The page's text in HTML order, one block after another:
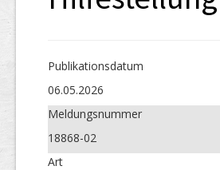
Publikations­datum
06.05.2026
Meldungs­nummer
18868-02
Art